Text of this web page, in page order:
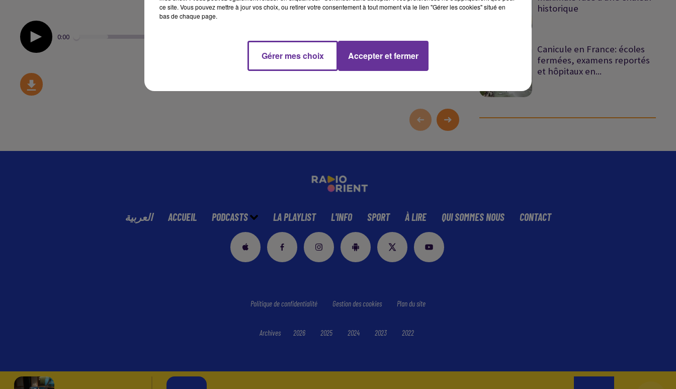
0:00
historique
Canicule en France: écoles
fermées, examens reportés
et hôpitaux en...
العربية ACCUEIL PODCASTS LA PLAYLIST L'INFO SPORT À LIRE QUI SOMMES NOUS CONTACT
Politique de confidentialité Gestion des cookies Plan du site
Archives 2026 2025 2024 2023 2022
ce site. Vous pouvez mettre à jour vos choix, ou retirer votre consentement à tout moment via le lien "Gérer les cookies" situé en
bas de chaque page.
Gérer mes choix Accepter et fermer